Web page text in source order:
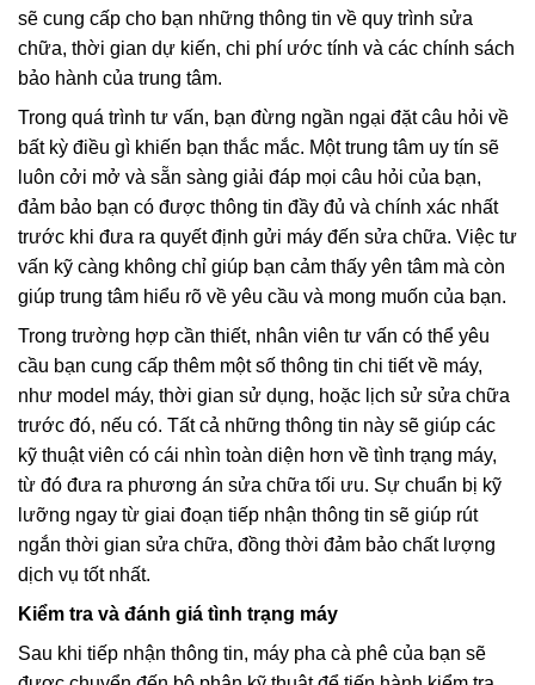
sẽ cung cấp cho bạn những thông tin về quy trình sửa
chữa, thời gian dự kiến, chi phí ước tính và các chính sách
bảo hành của trung tâm.
Trong quá trình tư vấn, bạn đừng ngần ngại đặt câu hỏi về
bất kỳ điều gì khiến bạn thắc mắc. Một trung tâm uy tín sẽ
luôn cởi mở và sẵn sàng giải đáp mọi câu hỏi của bạn,
đảm bảo bạn có được thông tin đầy đủ và chính xác nhất
trước khi đưa ra quyết định gửi máy đến sửa chữa. Việc tư
vấn kỹ càng không chỉ giúp bạn cảm thấy yên tâm mà còn
giúp trung tâm hiểu rõ về yêu cầu và mong muốn của bạn.
Trong trường hợp cần thiết, nhân viên tư vấn có thể yêu
cầu bạn cung cấp thêm một số thông tin chi tiết về máy,
như model máy, thời gian sử dụng, hoặc lịch sử sửa chữa
trước đó, nếu có. Tất cả những thông tin này sẽ giúp các
kỹ thuật viên có cái nhìn toàn diện hơn về tình trạng máy,
từ đó đưa ra phương án sửa chữa tối ưu. Sự chuẩn bị kỹ
lưỡng ngay từ giai đoạn tiếp nhận thông tin sẽ giúp rút
ngắn thời gian sửa chữa, đồng thời đảm bảo chất lượng
dịch vụ tốt nhất.
Kiểm tra và đánh giá tình trạng máy
Sau khi tiếp nhận thông tin, máy pha cà phê của bạn sẽ